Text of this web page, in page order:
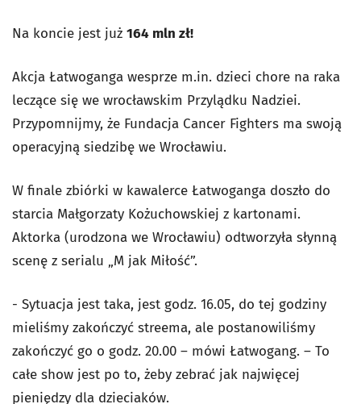
Na koncie jest już 164 mln zł!
Akcja Łatwoganga wesprze m.in. dzieci chore na raka
leczące się we wrocławskim Przylądku Nadziei.
Przypomnijmy, że Fundacja Cancer Fighters ma swoją
operacyjną siedzibę we Wrocławiu.
W finale zbiórki w kawalerce Łatwoganga doszło do
starcia Małgorzaty Kożuchowskiej z kartonami.
Aktorka (urodzona we Wrocławiu) odtworzyła słynną
scenę z serialu „M jak Miłość”.
- Sytuacja jest taka, jest godz. 16.05, do tej godziny
mieliśmy zakończyć streema, ale postanowiliśmy
zakończyć go o godz. 20.00 – mówi Łatwogang. – To
całe show jest po to, żeby zebrać jak najwięcej
pieniędzy dla dzieciaków.